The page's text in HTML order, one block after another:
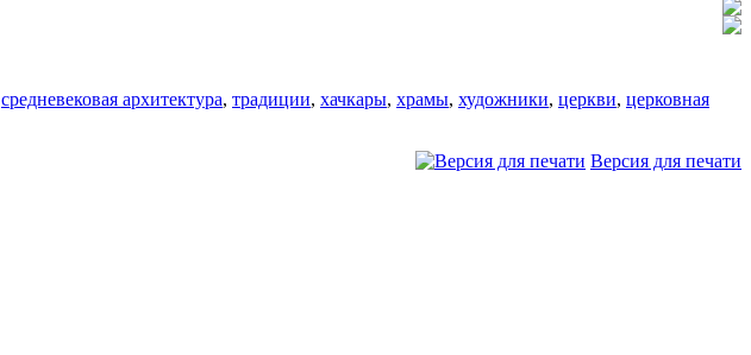
средневековая архитектура, традиции, хачкары, храмы, художники, церкви, церковная
Версия для печати